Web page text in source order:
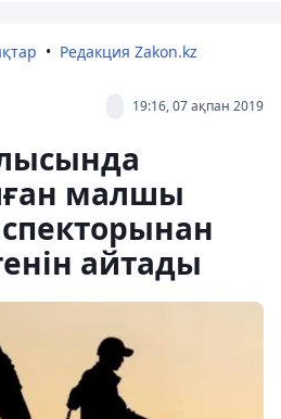
Редакция Zakon.kz
19:16, 07 ақпан 2019
малшы
айтады